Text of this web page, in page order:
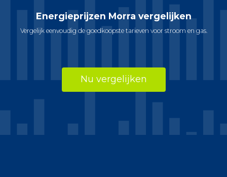
Energieprijzen Morra vergelijken
Vergelijk eenvoudig de goedkoopste tarieven voor stroom en gas.
Nu vergelijken